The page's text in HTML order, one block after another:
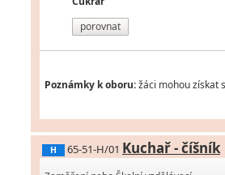
porovnat
Poznámky k oboru:žáci mohou získat
H 65-51-H/01 Kuchař - číšník